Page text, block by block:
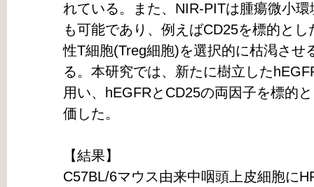
れている。また、NIR-PITは腫瘍微小
も可能であり、例えばCD25を標的と
性T細胞(Treg細胞)を選択的に枯渇させ
る。本研究では、新たに樹立した
用い、hEGFRとCD25の両因子を標的
価した。
【結果】
C57BL/6マウス由来中咽頭上皮細胞に